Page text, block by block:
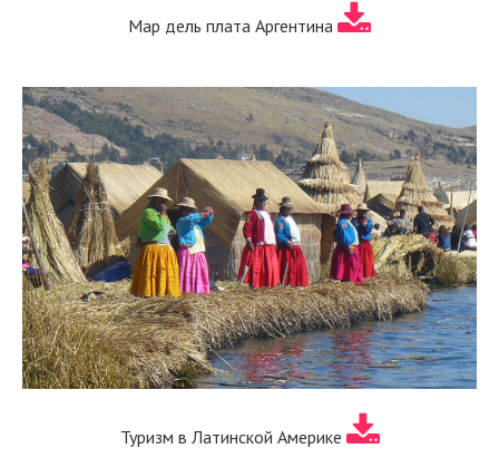
Мар дель плата Аргентина
Туризм в Латинской Америке